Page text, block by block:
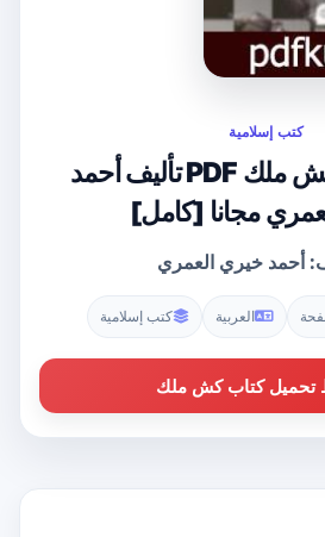
كتب إسلامية
تحميل كتاب كش ملك PDF تأليف أحمد
مجانا [كامل]
أحمد خيري العمري
العربية كتب إسلامية
تحميل كتاب كش ملك